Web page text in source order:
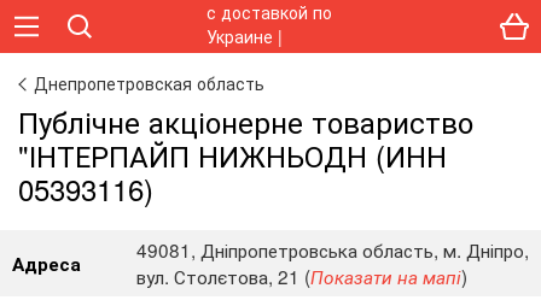
Днепропетровская область
Публічне акціонерне товариство
"ІНТЕРПАЙП НИЖНЬОДН (ИНН
05393116)
Адреса
49081, Дніпропетровська область, м. Дніпро,
вул. Столєтова, 21 (Показати на мапі)